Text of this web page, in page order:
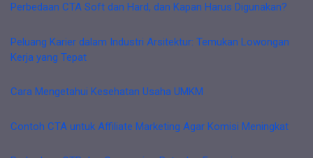
Perbedaan CTA Soft dan Hard, dan Kapan Harus Digunakan?
Peluang Karier dalam Industri Arsitektur: Temukan Lowongan
Kerja yang Tepat
Cara Mengetahui Kesehatan Usaha UMKM
Contoh CTA untuk Affiliate Marketing Agar Komisi Meningkat